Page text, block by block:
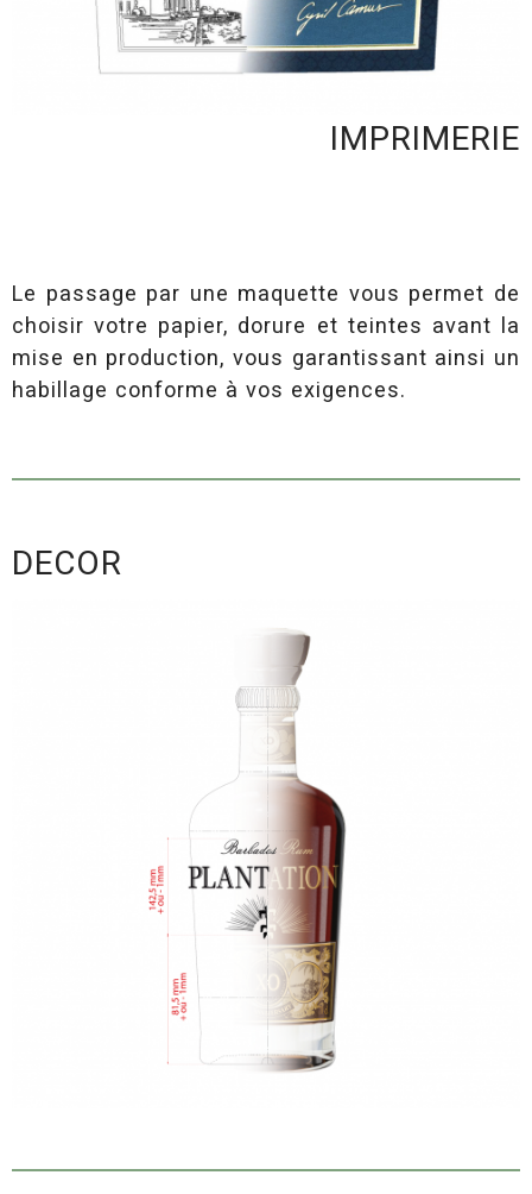
IMPRIMERIE
Le passage par une maquette vous permet de
choisir votre papier, dorure et teintes avant la
mise en production, vous garantissant ainsi un
habillage conforme à vos exigences.
titre
DECOR